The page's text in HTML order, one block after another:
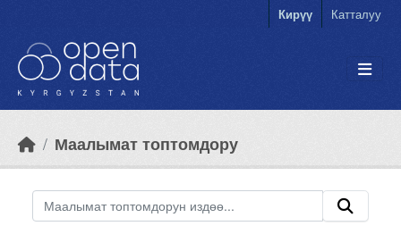
Кирүү Катталуу
Маалымат топтомдору